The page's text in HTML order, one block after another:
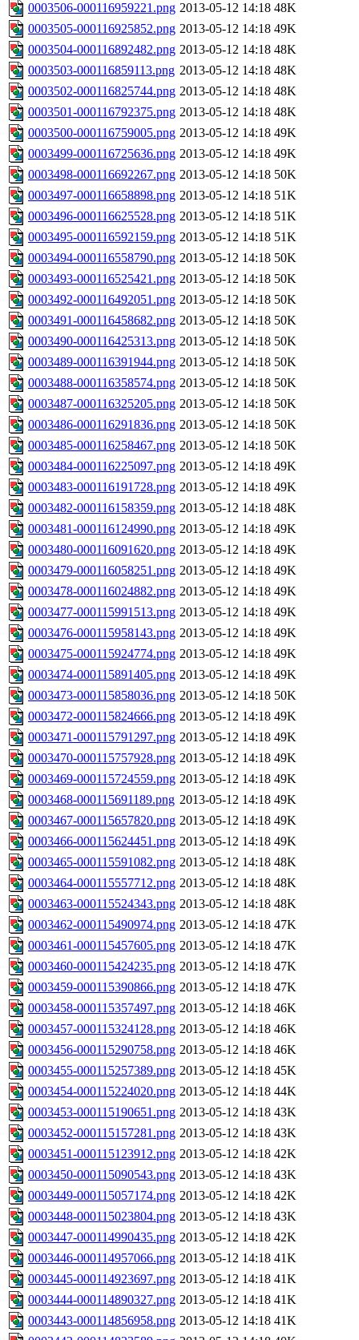
0003506-000116959221.png 2013-05-12 14:18 48K
0003505-000116925852.png 2013-05-12 14:18 49K
0003504-000116892482.png 2013-05-12 14:18 48K
0003503-000116859113.png 2013-05-12 14:18 48K
0003502-000116825744.png 2013-05-12 14:18 48K
0003501-000116792375.png 2013-05-12 14:18 48K
0003500-000116759005.png 2013-05-12 14:18 49K
0003499-000116725636.png 2013-05-12 14:18 49K
0003498-000116692267.png 2013-05-12 14:18 50K
0003497-000116658898.png 2013-05-12 14:18 51K
0003496-000116625528.png 2013-05-12 14:18 51K
0003495-000116592159.png 2013-05-12 14:18 51K
0003494-000116558790.png 2013-05-12 14:18 50K
0003493-000116525421.png 2013-05-12 14:18 50K
0003492-000116492051.png 2013-05-12 14:18 50K
0003491-000116458682.png 2013-05-12 14:18 50K
0003490-000116425313.png 2013-05-12 14:18 50K
0003489-000116391944.png 2013-05-12 14:18 50K
0003488-000116358574.png 2013-05-12 14:18 50K
0003487-000116325205.png 2013-05-12 14:18 50K
0003486-000116291836.png 2013-05-12 14:18 50K
0003485-000116258467.png 2013-05-12 14:18 50K
0003484-000116225097.png 2013-05-12 14:18 49K
0003483-000116191728.png 2013-05-12 14:18 49K
0003482-000116158359.png 2013-05-12 14:18 48K
0003481-000116124990.png 2013-05-12 14:18 49K
0003480-000116091620.png 2013-05-12 14:18 49K
0003479-000116058251.png 2013-05-12 14:18 49K
0003478-000116024882.png 2013-05-12 14:18 49K
0003477-000115991513.png 2013-05-12 14:18 49K
0003476-000115958143.png 2013-05-12 14:18 49K
0003475-000115924774.png 2013-05-12 14:18 49K
0003474-000115891405.png 2013-05-12 14:18 49K
0003473-000115858036.png 2013-05-12 14:18 50K
0003472-000115824666.png 2013-05-12 14:18 49K
0003471-000115791297.png 2013-05-12 14:18 49K
0003470-000115757928.png 2013-05-12 14:18 49K
0003469-000115724559.png 2013-05-12 14:18 49K
0003468-000115691189.png 2013-05-12 14:18 49K
0003467-000115657820.png 2013-05-12 14:18 49K
0003466-000115624451.png 2013-05-12 14:18 49K
0003465-000115591082.png 2013-05-12 14:18 48K
0003464-000115557712.png 2013-05-12 14:18 48K
0003463-000115524343.png 2013-05-12 14:18 48K
0003462-000115490974.png 2013-05-12 14:18 47K
0003461-000115457605.png 2013-05-12 14:18 47K
0003460-000115424235.png 2013-05-12 14:18 47K
0003459-000115390866.png 2013-05-12 14:18 47K
0003458-000115357497.png 2013-05-12 14:18 46K
0003457-000115324128.png 2013-05-12 14:18 46K
0003456-000115290758.png 2013-05-12 14:18 46K
0003455-000115257389.png 2013-05-12 14:18 45K
0003454-000115224020.png 2013-05-12 14:18 44K
0003453-000115190651.png 2013-05-12 14:18 43K
0003452-000115157281.png 2013-05-12 14:18 43K
0003451-000115123912.png 2013-05-12 14:18 42K
0003450-000115090543.png 2013-05-12 14:18 43K
0003449-000115057174.png 2013-05-12 14:18 42K
0003448-000115023804.png 2013-05-12 14:18 43K
0003447-000114990435.png 2013-05-12 14:18 42K
0003446-000114957066.png 2013-05-12 14:18 41K
0003445-000114923697.png 2013-05-12 14:18 41K
0003444-000114890327.png 2013-05-12 14:18 41K
0003443-000114856958.png 2013-05-12 14:18 41K